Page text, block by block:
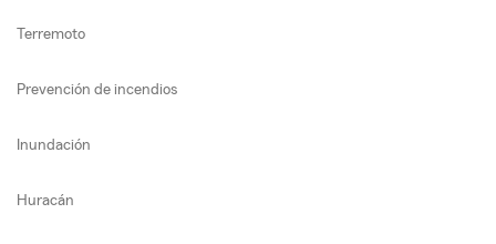
Terremoto
Prevención de incendios
Inundación
Huracán